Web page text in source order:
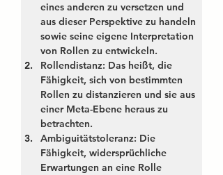
eines anderen zu versetzen und
aus dieser Perspektive zu handeln
sowie seine eigene Interpretation
von Rollen zu entwickeln.
Rollendistanz: Das heißt, die
Fähigkeit, sich von bestimmten
Rollen zu distanzieren und sie aus
einer Meta-Ebene heraus zu
betrachten.
Ambiguitätstoleranz: Die
Fähigkeit, widersprüchliche
Erwartungen an eine Rolle